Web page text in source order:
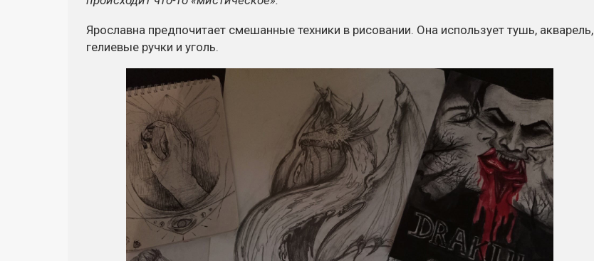
Ярославна предпочитает смешанные техники в рисовании. Она использует тушь, акварель,
гелиевые ручки и уголь.